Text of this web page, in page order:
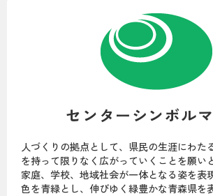
センターシンボル
人づくりの拠点として、県民の生涯にわた
を持って限りなく広がっていくことを願い
家庭、学校、地域社会が一体となる姿を表
色を青緑とし、伸びゆく緑豊かな青森県を